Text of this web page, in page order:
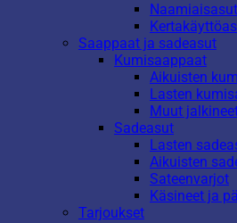
Naamiaisasut
Saappaat ja sadeasut
Kumisaappaat
Aikuisten
Lasten
Muut
Sadeasut
Lasten
Aikuisten
Sateenvarjot
Käsineet ja
Tarjoukset